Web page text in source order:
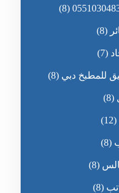
(8)
(8)
(7)
للمطبخ دبي (8)
(8)
(12)
(8)
(8)
(8)